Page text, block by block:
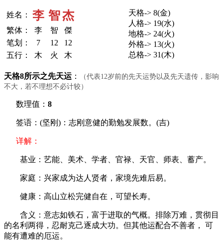
姓名： 李 智杰
繁体： 李 智
傑
笔划：
7 12
12
五行：
木 火 木
天格-> 8(金)
人格-> 19(水)
地格-> 24(火)
外格-> 13(火)
总格-> 31(木)
天格8所示之先天运 ：
（代表12岁前的先天运势以及先天遗传，影响
不大，若不理想不必计较）
数理值： 8
签语：(坚刚)：志刚意健的勤勉发展数。(吉)
详解：
基业：艺能、美术、学者、官禄、天官、师表、蓄产。
家庭：兴家成为达人贤者，家境先难后易。
健康：高山立松完健自在，可望长寿。
含义：意志如铁石，富于进取的气概。排除万难，贯彻目
的名利两得，忍耐克己逐成大功。但其他运配合不善者， 可
能有遭难的厄运。